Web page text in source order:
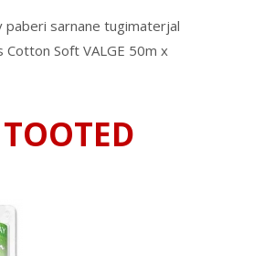
paberi sarnane tugimaterjal
Cotton Soft VALGE 50m x